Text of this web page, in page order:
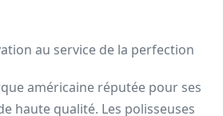
au service de la perfection
américaine réputée pour ses
haute qualité. Les polisseuses